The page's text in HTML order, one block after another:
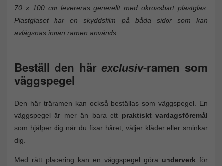
70 x 100 cm levereras generellt med okrossbart plastglas.
Plastglaset har en skyddsfilm på båda sidor som kan
avlägsnas innan ramen används.
Beställ den härexclusiv-ramen som
väggspegel
Den här träramen kan också beställas som väggspegel. En
väggspegel är mer än bara ett praktiskt vardagsföremål
som hjälper dig när du fixar håret, väljer kläder eller sminkar
dig.
Med rätt placering kan en väggspegel göra underverk för